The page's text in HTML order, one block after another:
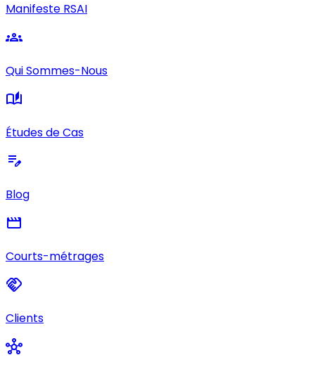
Manifeste RSAI
groups
Qui Sommes-Nous
auto_stories
Études de Cas
edit_note
Blog
movie
Courts-métrages
handshake
Clients
hub